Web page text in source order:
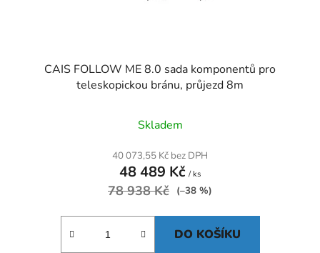
CAIS FOLLOW ME 8.0 sada komponentů pro
teleskopickou bránu, průjezd 8m
Skladem
40 073,55 Kč bez DPH
48 489 Kč / ks
78 938 Kč (–38 %)
DO KOŠÍKU